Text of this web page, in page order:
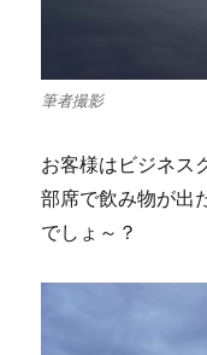
筆者撮影
お客様はビジネス
部席で飲み物が出
でしょ～？